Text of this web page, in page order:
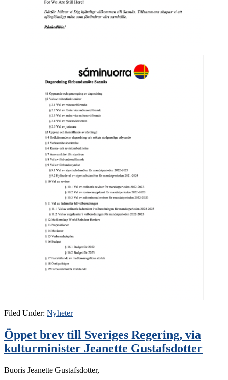
Filed Under: Nyheter
Öppet brev till Sveriges Regering, via
kulturminister Jeanette Gustafsdotter
Buoris Jeanette Gustafsdotter,